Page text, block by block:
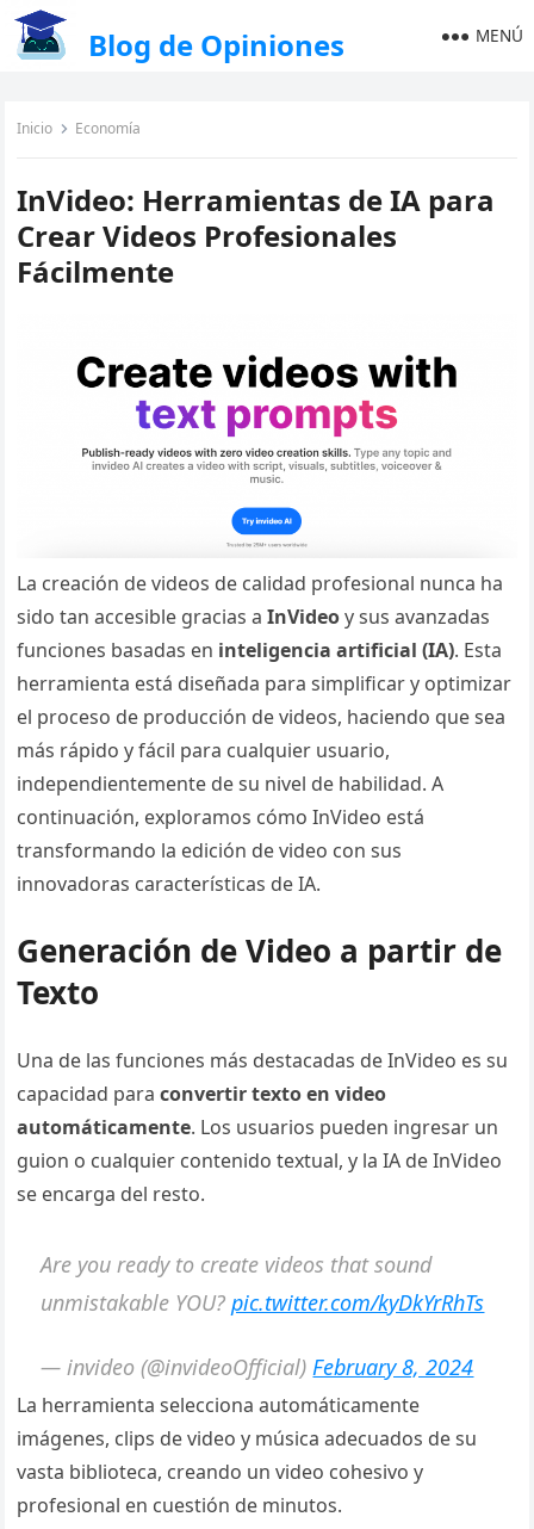
Blog de Opiniones MENÚ
Inicio Economía
InVideo: Herramientas de IA para
Crear Videos Profesionales
Fácilmente
La creación de videos de calidad profesional nunca ha
sido tan accesible gracias aInVideoy sus avanzadas
funciones basadas en inteligencia artificial (IA). Esta
herramienta está diseñada para simplificar y optimizar
el proceso de producción de videos, haciendo que sea
más rápido y fácil para cualquier usuario,
independientemente de su nivel de habilidad. A
continuación, exploramos cómo InVideo está
transformando la edición de video con sus
innovadoras características de IA.
Generación de Video a partir de
Texto
Una de las funciones más destacadas de InVideo es su
capacidad paraconvertir texto en video
automáticamente. Los usuarios pueden ingresar un
guion o cualquier contenido textual, y la IA de InVideo
se encarga del resto.
Are you ready to create videos that sound
unmistakable YOU?pic.twitter.com/kyDkYrRhTs
— invideo (@invideoOfficial)February 8, 2024
La herramienta selecciona automáticamente
imágenes, clips de video y música adecuados de su
vasta biblioteca, creando un video cohesivo y
profesional en cuestión de minutos.